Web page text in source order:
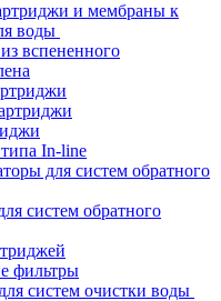
и мембраны к
воды
вспененного
In-line
для систем обратного
систем обратного
фильтры
систем очистки воды